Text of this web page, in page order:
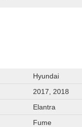
Hyundai
2017, 2018
Elantra
Fume